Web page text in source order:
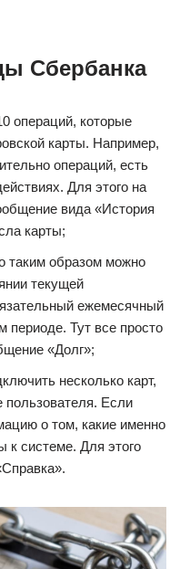
Сбербанка
операций, которые
карты. Например,
операций, есть
Для этого на
вида «История
карты;
таким образом можно
текущей
ежемесячный
периоде. Тут все просто
«Долг»;
несколько карт,
Если
о том, какие именно
к системе. Для этого